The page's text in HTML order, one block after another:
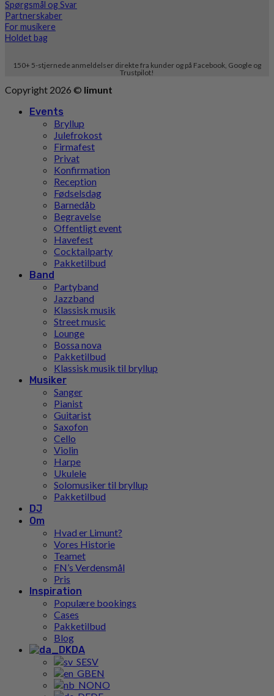
Spørgsmål og Svar
Partnerskaber
For musikere
Holdet bag
150+ 5-stjernede anmeldelser direkte fra kunder og på Facebook, Google og
Trustpilot!
Copyright 2026 © limunt
Events
Bryllup
Julefrokost
Firmafest
Privat
Konfirmation
Reception
Fødselsdag
Barnedåb
Begravelse
Offentligt event
Havefest
Cocktailparty
Pakketilbud
Band
Partyband
Jazzband
Klassisk musik
Street music
Lounge
Bossa nova
Pakketilbud
Klassisk musik til bryllup
Musiker
Sanger
Pianist
Guitarist
Saxofon
Cello
Violin
Harpe
Ukulele
Solomusiker til bryllup
Pakketilbud
DJ
Om
Hvad er Limunt?
Vores Historie
Teamet
FN’s Verdensmål
Pris
Inspiration
Populære bookings
Cases
Pakketilbud
Blog
DA
SV
EN
NO